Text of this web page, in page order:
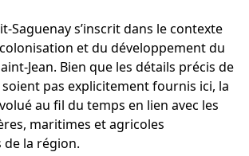
Saguenay s’inscrit dans le contexte
et du développement du
Jean. Bien que les détails précis de
pas explicitement fournis ici, la
au fil du temps en lien avec les
maritimes et agricoles
la région.